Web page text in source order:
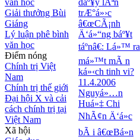
văn học
Giải thưởng Bùi
Giáng
Lý luận phê bình
văn học
Điểm nóng
Chính trị Việt
Nam
Chính trị thế giới
Đại hội X và cải
cách chính trị tại
Việt Nam
Xã hội
dáº¥y lÃªn
trÆ°á»›c
â€œCÃ¡nh
Ä‘á»“ng báº¥t
táº­nâ€: Lá»™ ra
má»™t mÃ n
ká»‹ch tinh vi?
11.4.2006
Nguyá»…n
Huá»‡ Chi
NhÃ¢n Ä‘á»c
bÃ i â€œBá»n